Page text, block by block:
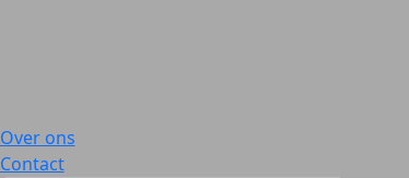
Over ons
Contact